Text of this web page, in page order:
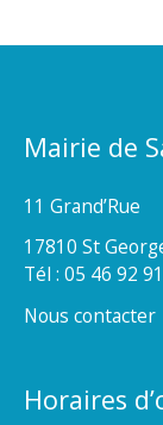
Mairie de
11 Grand’Rue
17810 St
Tél : 05 46 92
Nous contacter
Horaires